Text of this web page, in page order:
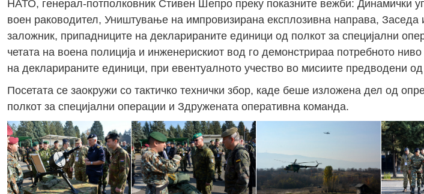
НАТО, генерал-потполковник Стивен Шепро преку показните вежби: Динамички
воен раководител, Уништување на импровизирана експлозивна направа,
заложник, припадниците на декларираните единици од полкот за специјални
четата на воена полиција и инженерискиот вод го демонстрираа потребното
на декларираните единици, при евентуалното учество во мисиите предводени
Посетата се заокружи со тактичко технички збор, каде беше изложена дел од
полкот за специјални операции и Здружената оперативна команда.